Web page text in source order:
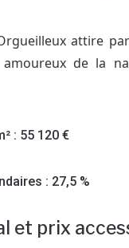
attire
de la
: 55 120 €
: 27,5 %
et prix